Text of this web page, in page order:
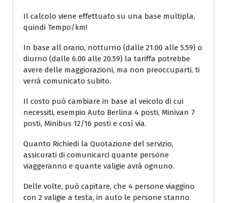
Il calcolo viene effettuato su una base multipla,
quindi Tempo/km!
In base all orario, notturno (dalle 21.00 alle 5.59) o
diurno (dalle 6.00 alle 20.59) la tariffa potrebbe
avere delle maggiorazioni, ma non preoccuparti, ti
verrà comunicato subito.
Il costo può cambiare in base al veicolo di cui
necessiti, esempio Auto Berlina 4 posti, Minivan 7
posti, Minibus 12/16 posti e così via.
Quanto Richiedi la Quotazione del servizio,
assicurati di comunicarci quante persone
viaggeranno e quante valigie avrà ognuno.
Delle volte, può capitare, che 4 persone viaggino
con 2 valigie a testa, in auto le persone stanno